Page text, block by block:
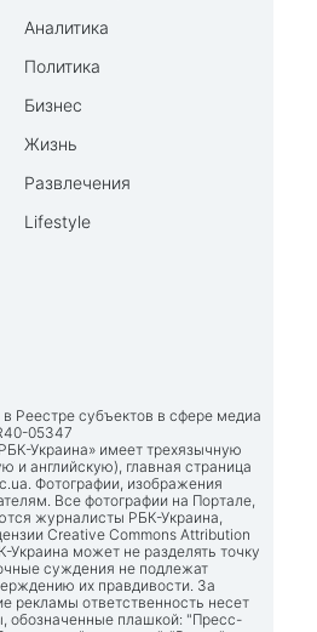
Аналитика
Политика
Бизнес
Жизнь
Развлечения
Lifestyle
Реестре субъектов в сфере медиа
05347
Украина» имеет трехязычную
и английскую), главная страница
. Фотографии, изображения
Все фотографии на Портале,
журналисты РБК-Украина,
Creative Commons Attribution
может не разделять точку
суждения не подлежат
их правдивости. За
рекламы ответственность несет
обозначенные плашкой: "Пресс-